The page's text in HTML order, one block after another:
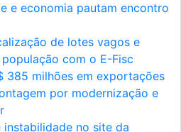
e economia pautam encontro
de lotes vagos e
com o E-Fisc
385 milhões em exportações
por modernização e
no site da